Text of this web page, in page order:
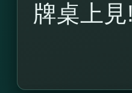
牌桌上見!